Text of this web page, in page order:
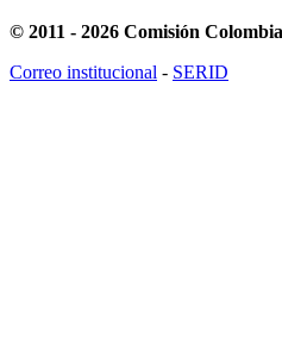
© 2011 - 2026 Comisión
Correo institucional - SERID